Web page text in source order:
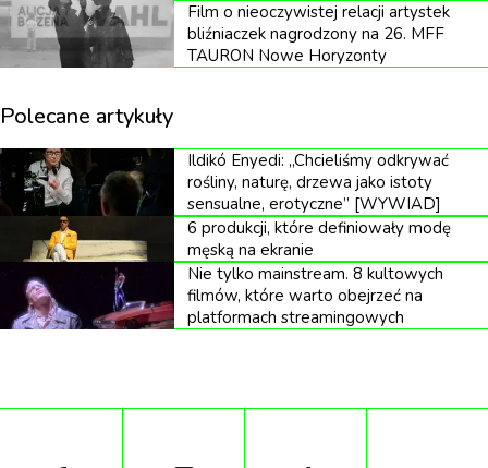
fot. kadr z filmu „Die my love”
Ekspresyjną grą aktorską zarówno Pattinson, jak i
Lawrence dali popis swoich umiejętności i zebrali
świetne recenzje podczas tegorocznego Festiwalu
Filmowego w Cannes, gdzie film miał premierę.
Polska premiera filmu zaplanowana jest na
Film o nieoczywistej relacji artystek
bliźniaczek nagrodzony na 26. MFF
TAURON Nowe Horyzonty
Polecane artykuły
Ildikó Enyedi: „Chcieliśmy odkrywać
rośliny, naturę, drzewa jako istoty
sensualne, erotyczne” [WYWIAD]
6 produkcji, które definiowały modę
męską na ekranie
Nie tylko mainstream. 8 kultowych
filmów, które warto obejrzeć na
platformach streamingowych